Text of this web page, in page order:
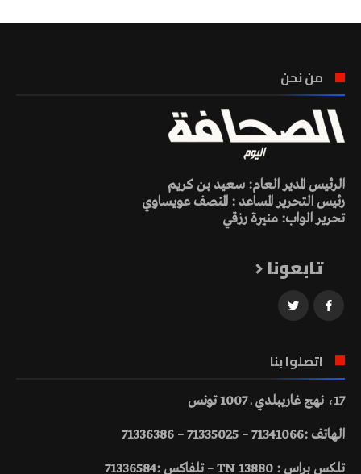
من نحن
الرئيس المدير العام: سعيد بن كريم
رئيس التحرير المساعد : المنصف عويساوي
تحرير الواب: منيرة رزقي
تابعونا
اتصلوا بنا
17، نهج غاريبلدي ـ 1007 تونس
الهاتف :71341066 – 71335025 – 71336386
تلكس براس : 13880 TN – تلفاكس :71336584